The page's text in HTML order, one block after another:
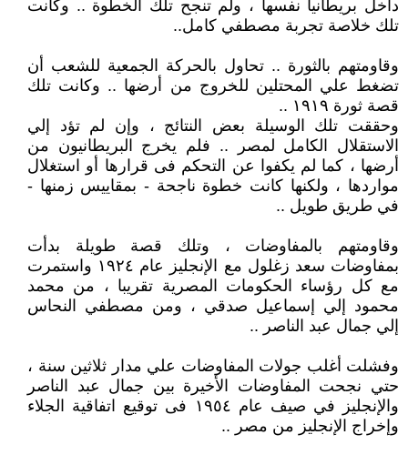
داخل بريطانيا نفسها ، ولم تنجح تلك الخطوة .. وكانت
تلك خلاصة تجربة مصطفي كامل..
وقاومتهم بالثورة .. تحاول بالحركة الجمعية للشعب أن
تضغط علي المحتلين للخروج من أرضها .. وكانت تلك
قصة ثورة ١٩١٩ ..
وحققت تلك الوسيلة بعض النتائج ، وإن لم تؤد إلي
الاستقلال الكامل لمصر .. فلم يخرج البريطانيون من
أرضها ، كما لم يكفوا عن التحكم فى قرارها أو استغلال
مواردها ، ولكنها كانت خطوة ناجحة - بمقاييس زمنها -
في طريق طويل ..
وقاومتهم بالمفاوضات ، وتلك قصة طويلة بدأت
بمفاوضات سعد زغلول مع الإنجليز عام ١٩٢٤ واستمرت
مع كل رؤساء الحكومات المصرية تقريبا ، من محمد
محمود إلي إسماعيل صدقي ، ومن مصطفي النحاس
إلي جمال عبد الناصر ..
وفشلت أغلب جولات المفاوضات علي مدار ثلاثين سنة ،
حتي نجحت المفاوضات الأخيرة بين جمال عبد الناصر
والإنجليز في صيف عام ١٩٥٤ فى توقيع اتفاقية الجلاء
وإخراج الإنجليز من مصر ..